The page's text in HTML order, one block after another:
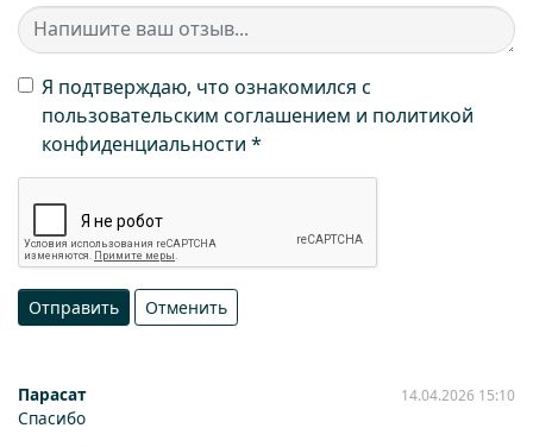
Я подтверждаю, что ознакомился с
пользовательским соглашением и политикой
конфиденциальности
Отправить Отменить
Парасат 14.04.2026 15:10
Спасибо